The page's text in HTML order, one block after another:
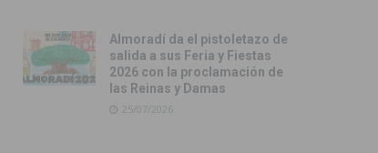
Almoradí da el pistoletazo de
salida a sus Feria y Fiestas
2026 con la proclamación de
las Reinas y Damas
25/07/2026